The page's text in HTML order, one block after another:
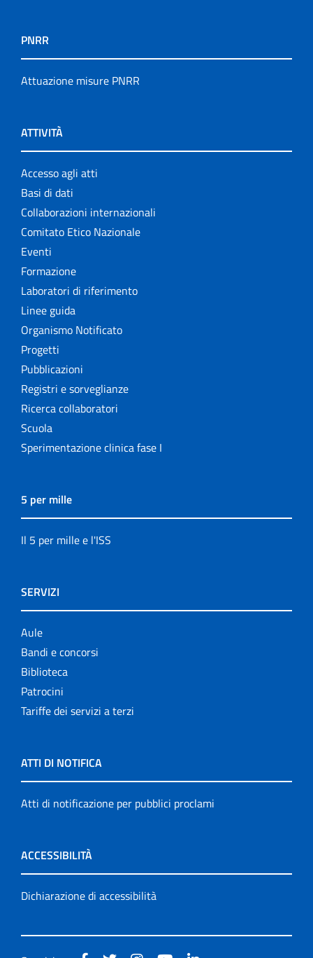
PNRR
Attuazione misure PNRR
ATTIVITÀ
Accesso agli atti
Basi di dati
Collaborazioni internazionali
Comitato Etico Nazionale
Eventi
Formazione
Laboratori di riferimento
Linee guida
Organismo Notificato
Progetti
Pubblicazioni
Registri e sorveglianze
Ricerca collaboratori
Scuola
Sperimentazione clinica fase I
5 per mille
Il 5 per mille e l'ISS
SERVIZI
Aule
Bandi e concorsi
Biblioteca
Patrocini
Tariffe dei servizi a terzi
ATTI DI NOTIFICA
Atti di notificazione per pubblici proclami
ACCESSIBILITÀ
Dichiarazione di accessibilità